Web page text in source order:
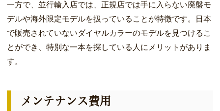
一方で、並行輸入店では、正規店では手に入らない廃盤モ
デルや海外限定モデルを扱っていることが特徴です。日本
で販売されていないダイヤルカラーのモデルを見つけるこ
とができ、特別な一本を探している人にメリットがありま
す。
メンテナンス費用